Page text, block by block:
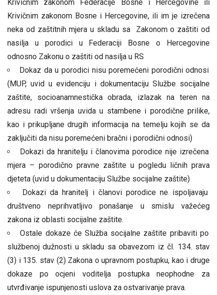
Krivičnim zakonom Federacije Bosne i Hercegovine ili
Krivičnim zakonom Bosne i Hercegovine, ili im je izrečena
neka od zaštitnih mjera u skladu sa Zakonom o zaštiti od
nasilja u porodici u Federaciji Bosne o Hercegovine
odnosno Zakonu o zaštiti od nasilja u RS
Dokaz da u porodici nisu poremećeni porodični odnosi
(MUP, uvid u evidenciju i dokumentaciju Službe socijalne
zaštite, socioanamnestička obrada, izlazak na teren na
adresu radi vršenja uvida u stambene i porodične prilike,
kao i prikupljane drugih informacija na temelju kojih se da
zaključiti da nisu poremećeni bračni i porodični odnosi)
Dokazi da hranitelju i članovima porodice nije izrečena
mjera – porodično pravne zaštite u pogledu ličnih prava
djeteta (uvid u dokumentaciju Službe socijalne zaštite)
Dokazi da hranitelj i članovi porodice ne ispoljavaju
društveno neprihvatljivo ponašanje u smislu važećeg
zakona iz oblasti socijalne zaštite.
Ostale dokaze će Služba socijalne zaštite pribaviti po
službenoj dužnosti u skladu sa obavezom iz čl. 134. stav
(3) i 135. stav (2) Zakona o upravnom postupku, kao i druge
dokaze po ocjeni voditelja postupka neophodne za
utvrđivanje ispunjenosti uslova za ostvarivanje prava.